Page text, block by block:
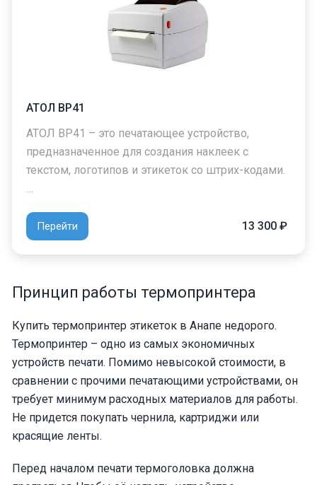
АТОЛ BP41
АТОЛ BP41 – это печатающее устройство,
предназначенное для создания наклеек с
текстом, логотипов и этикеток со штрих-кодами.
Перейти 13 300 ₽
Принцип работы термопринтера
Купить термопринтер этикеток в Анапе недорого.
Термопринтер – одно из самых экономичных
устройств печати. Помимо невысокой стоимости, в
сравнении с прочими печатающими устройствами, он
требует минимум расходных материалов для работы.
Не придется покупать чернила, картриджи или
красящие ленты.
Перед началом печати термоголовка должна